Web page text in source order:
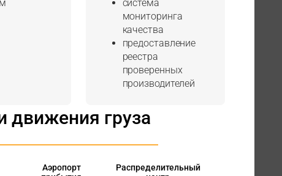
система
мониторинга
качества
предоставление
реестра
проверенных
производителей
движения груза
Аэропорт
Распределительный